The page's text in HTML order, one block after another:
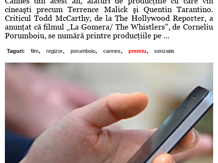
cineaşti precum Terrence Malick şi Quentin Tarantino.
Criticul Todd McCarthy, de la The Hollywood Reporter, a
anunţat că filmul „La Gomera/ The Whistlers", de Corneliu
Porumboiu, se numără printre producţiile pe ...
Taguri: film, regizor, porumboiu, cannes, premiu, senzatie